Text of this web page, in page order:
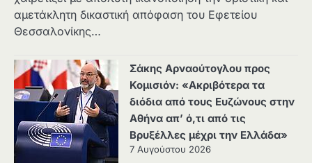
αμετάκλητη δικαστική απόφαση του Εφετείου
Θεσσαλονίκης…
Σάκης Αρναούτογλου προς
Κομισιόν: «Ακριβότερα τα
διόδια από τους Ευζώνους στην
Αθήνα απ’ ό,τι από τις
Βρυξέλλες μέχρι την Ελλάδα»
7 Αυγούστου 2026